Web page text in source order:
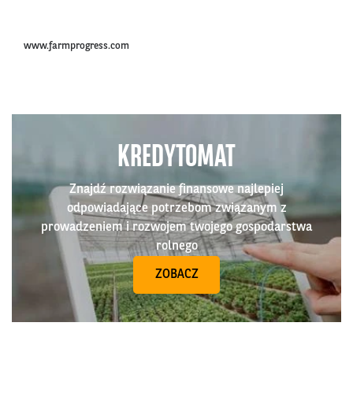
www.farmprogress.com
KREDYTOMAT
Znajdź rozwiązanie finansowe najlepiej
odpowiadające potrzebom związanym z
prowadzeniem i rozwojem twojego gospodarstwa
rolnego
ZOBACZ